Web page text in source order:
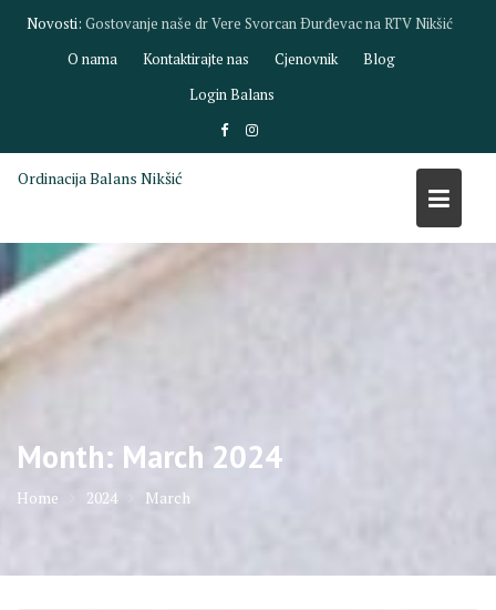
Novosti:Gostovanje dr Biljane Savić na RTV Nikšić
O nama
Kontaktirajte nas Cjenovnik
Blog
Login Balans
Ordinacija Balans Nikšić
Month: March 2024
Home 2024 March